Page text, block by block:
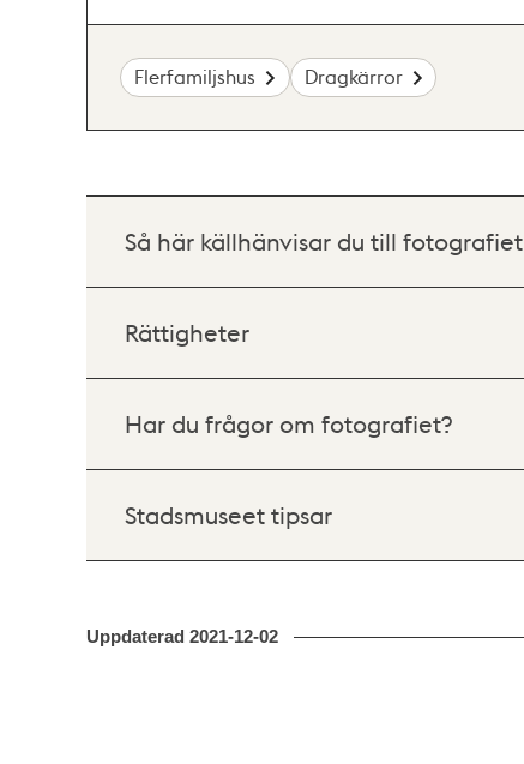
Flerfamiljshus Dragkärror
Så här källhänvisar du till fotografiet
Rättigheter
Har du frågor om fotografiet?
Stadsmuseet tipsar
Uppdaterad 2021-12-02